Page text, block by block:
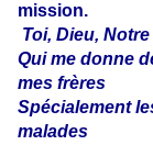
mission.
Toi, Dieu,
Qui me donne
mes frères
Spécialement
malades